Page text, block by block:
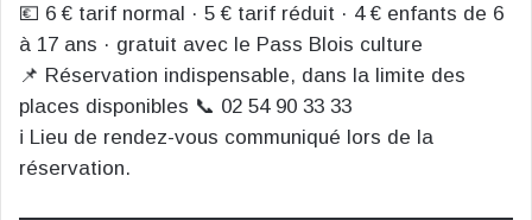
💶 6 € tarif normal · 5 € tarif réduit · 4 € enfants de 6
à 17 ans · gratuit avec le Pass Blois culture
📌 Réservation indispensable, dans la limite des
places disponibles 📞 02 54 90 33 33
ℹ️ Lieu de rendez-vous communiqué lors de la
réservation.